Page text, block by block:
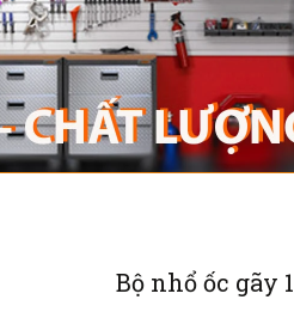
Bộ nhổ ốc gãy